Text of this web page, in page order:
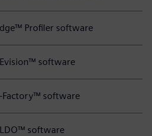
Profiler software
software
Factory™ software
software